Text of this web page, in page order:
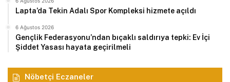
Lapta’da Tekin Adalı Spor Kompleksi hizmete açıldı
6 Ağustos 2026
Gençlik Federasyonu’ndan bıçaklı saldırıya tepki: Ev İçi
Şiddet Yasası hayata geçirilmeli
Nöbetçi Eczaneler